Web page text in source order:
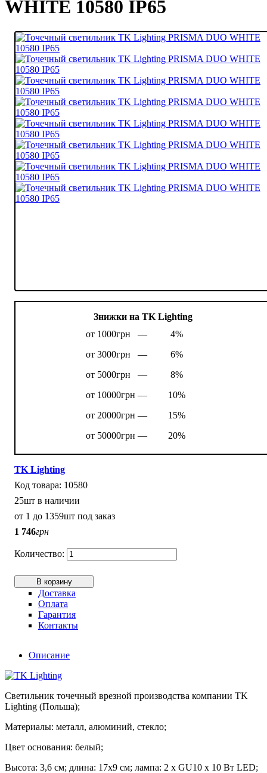
WHITE 10580 ІР65
Знижки на TK Lighting
от 1000грн —
4%
от 3000грн —
6%
от 5000грн —
8%
от 10000грн —
10%
от 20000грн —
15%
от 50000грн —
20%
TK Lighting
10580
25шт в наличии
от 1 до 1359шт под заказ
1 746грн
В корзину
Доставка
Оплата
Гарантия
Контакты
Описание
Светильник точечный врезной производства компании TK
Lighting (Польша);
Материалы: металл, алюминий, стекло;
Цвет основания: белый;
Высота: 3,6 см; длина: 17х9 см; лампа: 2 х GU10 х 10 Вт LED;